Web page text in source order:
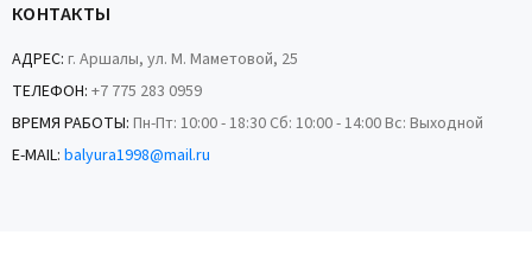
КОНТАКТЫ
АДРЕС: г. Аршалы, ул. М. Маметовой, 25
ТЕЛЕФОН: +7 775 283 0959
ВРЕМЯ РАБОТЫ: Пн-Пт: 10:00 - 18:30 Сб: 10:00 - 14:00 Вс: Выходной
E-MAIL: balyura1998@mail.ru